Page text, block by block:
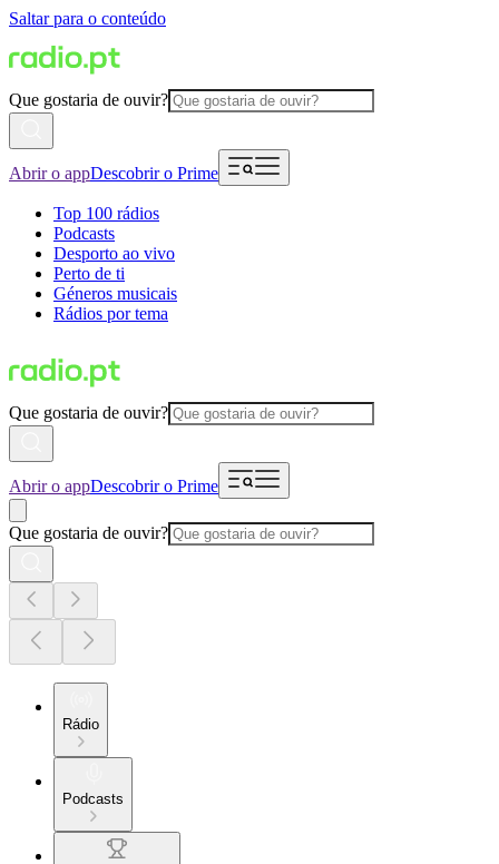
Saltar para o conteúdo
Que gostaria de ouvir?
Abrir o appDescobrir o Prime
Top 100 rádios
Podcasts
Desporto ao vivo
Perto de ti
Géneros musicais
Rádios por tema
Que gostaria de ouvir?
Abrir o appDescobrir o Prime
Que gostaria de ouvir?
Rádio
Podcasts